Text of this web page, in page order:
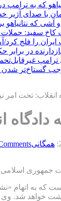
که به ترامپ
با صدای آژیر
که نتانیاهو
کاخ سفید:
را فلج کرد/
در
ترامپ
گستاخ‌تر
انقلاب: تحت امر
همگانی
جمهوری
خواهد شد.